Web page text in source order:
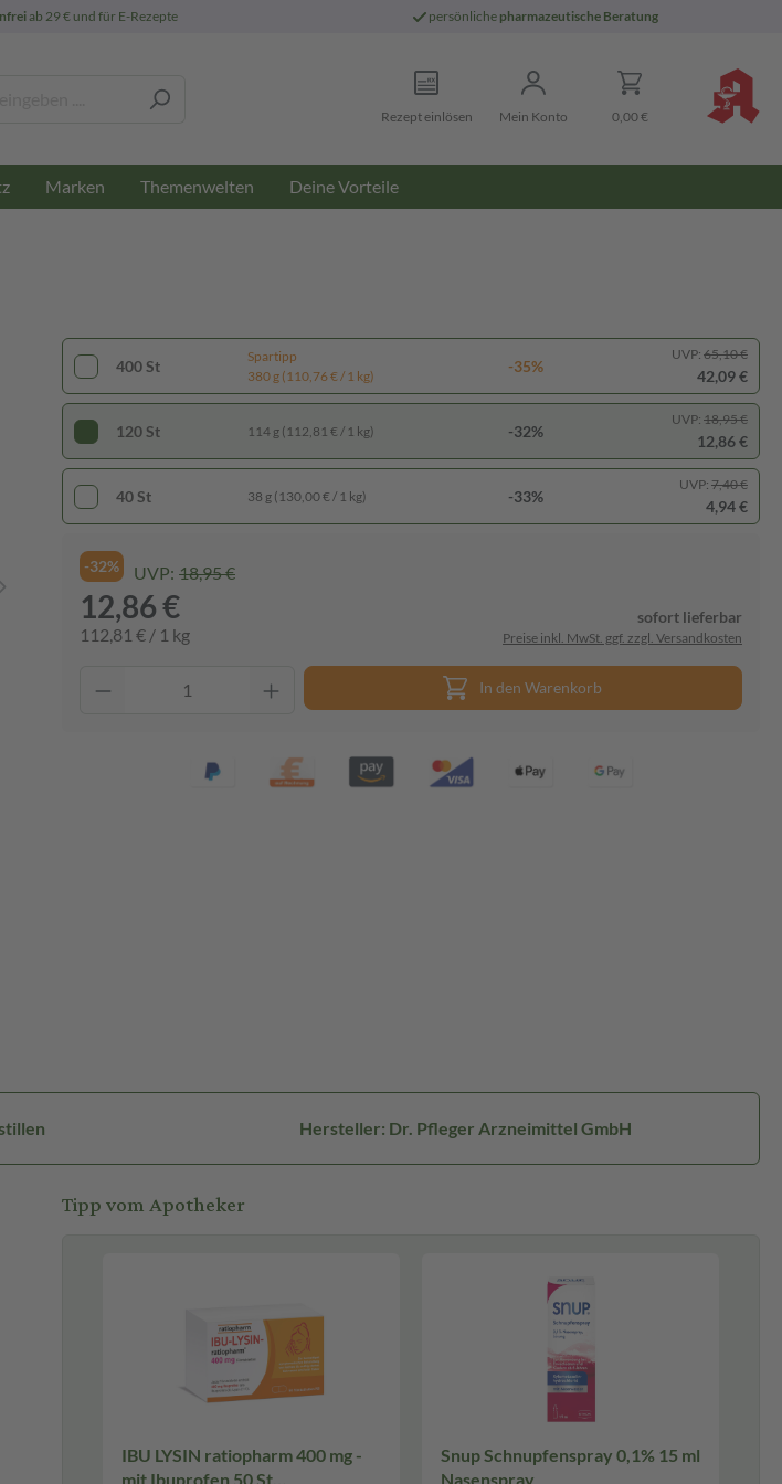
ab 29 € und für E-Rezepte persönliche pharmazeutische Beratung
Rezept einlösen Mein Konto 0,00 €
Marken Themenwelten Deine Vorteile
400 St
Spartipp
380 g (110,76 € / 1 kg)
-35%
UVP: 65,10 €
42,09 €
120 St 114 g (112,81 € / 1 kg) -32%
UVP: 18,95 €
12,86 €
40 St 38 g (130,00 € / 1 kg) -33%
UVP: 7,40 €
4,94 €
-32% UVP: 18,95 €
12,86 €
112,81 € / 1 kg
sofort lieferbar
Preise inkl. MwSt. ggf. zzgl. Versandkosten
In den Warenkorb
Hersteller: Dr. Pfleger Arzneimittel GmbH
Tipp vom Apotheker
IBU LYSIN ratiopharm 400 mg -
mit Ibuprofen 50 St
Snup Schnupfenspray 0,1% 15 ml
Nasenspray